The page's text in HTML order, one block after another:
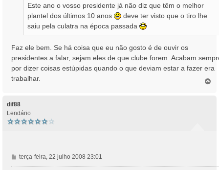
Este ano o vosso presidente já não diz que têm o melhor
plantel dos últimos 10 anos
deve ter visto que o tiro lhe
saiu pela culatra na época passada
Faz ele bem. Se há coisa que eu não gosto é de ouvir os
presidentes a falar, sejam eles de que clube forem. Acabam
por dizer coisas estúpidas quando o que deviam estar a fazer era
trabalhar.
dif88
Lendário
M
e
terça-feira, 22 julho 2008 23:01